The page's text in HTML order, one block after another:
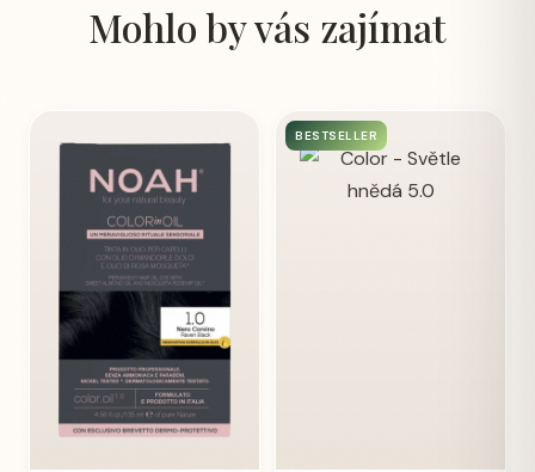
Mohlo by vás zajímat
BESTSELLER